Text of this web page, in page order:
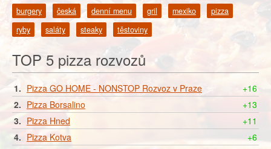
burgery česká denní menu gril mexiko
pizza
ryby
saláty steaky těstoviny
TOP 5 pizza rozvozů
1. Pizza GO HOME - NONSTOP Rozvoz v Praze
+16
2. Pizza Borsalino
+13
3. Pizza Hned
+11
4. Pizza Kotva
+6